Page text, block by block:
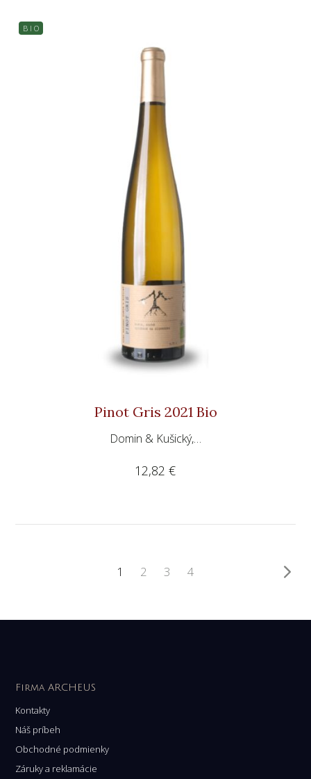
B I O
Pinot Gris 2021 Bio
Domin & Kušický,…
12,82 €
1 2 3 4
Firma ARCHEUS
Kontakty
Náš príbeh
Obchodné podmienky
Záruky a reklamácie